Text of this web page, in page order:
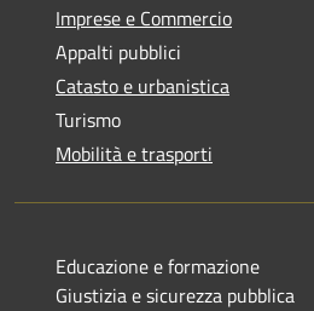
Imprese e Commercio
Appalti pubblici
Catasto e urbanistica
Turismo
Mobilità e trasporti
Educazione e formazione
Giustizia e sicurezza pubblica